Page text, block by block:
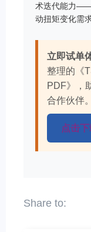
术迭代能力——
动扭矩变化需求
立即试单
整理的《
PDF》，
合作伙伴。
点击